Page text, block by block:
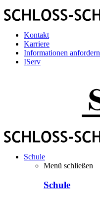
Kontakt
Karriere
Informationen anfordern
IServ
Schule
Menü schließen
Schule